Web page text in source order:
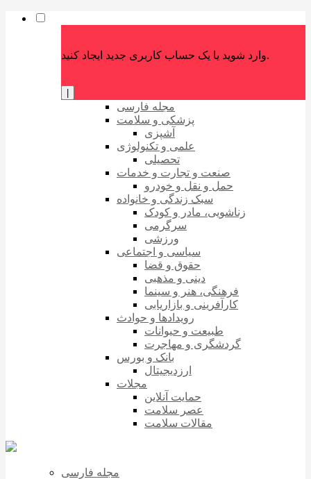
وارد شوید یا یک حساب کاربری جدید ایجاد کنید.
مجله فارسی
پزشکی و سلامت
آشپزی
علمی و تکنولوژی
تحصیلی
صنعت و تجارت و خدمات
حمل و نقل و خودرو
سبک زندگی و خانواده
زناشویی، مادر و کودک
سرگرمی
ورزشی
سیاسی و اجتماعی
حقوق و قضا
دینی و مذهبی
فرهنگی، هنر و سینما
کارآفرینی و بازاریابی
رویدادها و حوادث
طبیعت و حیوانات
گردشگری و مهاجرت
بانک و بورس
ارزدیجیتال
مجلات
حمایت آنلاین
عصر سلامت
مقالات سلامت
مجله فارسی